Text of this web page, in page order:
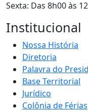
Sexta: Das 8h00 às
Institucional
Nossa História
Diretoria
Palavra do
Base Territorial
Jurídico
Colônia de Férias